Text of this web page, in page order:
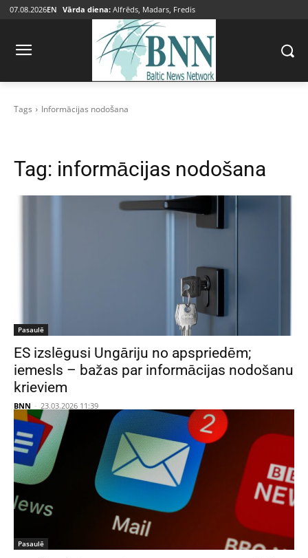
07.08.2026EN Vārda diena: Alfrēds, Madars, Fredis
Tags Informācijas nodošana
Tag: informācijas nodošana
Pasaulē
ES izslēgusi Ungāriju no apspriedēm;
iemesls – bažas par informācijas nodošanu
krieviem
BNN - 23.03.2026 11:39
Pasaulē